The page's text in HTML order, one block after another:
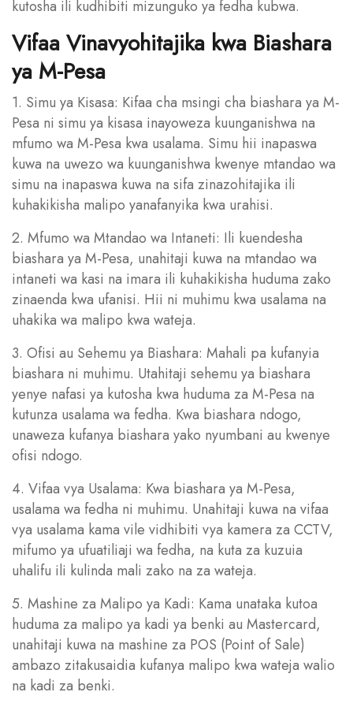
kutosha ili kudhibiti mizunguko ya fedha kubwa.
Vifaa Vinavyohitajika kwa Biashara
ya M-Pesa
1. Simu ya Kisasa: Kifaa cha msingi cha biashara ya M-
Pesa ni simu ya kisasa inayoweza kuunganishwa na
mfumo wa M-Pesa kwa usalama. Simu hii inapaswa
kuwa na uwezo wa kuunganishwa kwenye mtandao wa
simu na inapaswa kuwa na sifa zinazohitajika ili
kuhakikisha malipo yanafanyika kwa urahisi.
2. Mfumo wa Mtandao wa Intaneti: Ili kuendesha
biashara ya M-Pesa, unahitaji kuwa na mtandao wa
intaneti wa kasi na imara ili kuhakikisha huduma zako
zinaenda kwa ufanisi. Hii ni muhimu kwa usalama na
uhakika wa malipo kwa wateja.
3. Ofisi au Sehemu ya Biashara: Mahali pa kufanyia
biashara ni muhimu. Utahitaji sehemu ya biashara
yenye nafasi ya kutosha kwa huduma za M-Pesa na
kutunza usalama wa fedha. Kwa biashara ndogo,
unaweza kufanya biashara yako nyumbani au kwenye
ofisi ndogo.
4. Vifaa vya Usalama: Kwa biashara ya M-Pesa,
usalama wa fedha ni muhimu. Unahitaji kuwa na vifaa
vya usalama kama vile vidhibiti vya kamera za CCTV,
mifumo ya ufuatiliaji wa fedha, na kuta za kuzuia
uhalifu ili kulinda mali zako na za wateja.
5. Mashine za Malipo ya Kadi: Kama unataka kutoa
huduma za malipo ya kadi ya benki au Mastercard,
unahitaji kuwa na mashine za POS (Point of Sale)
ambazo zitakusaidia kufanya malipo kwa wateja walio
na kadi za benki.